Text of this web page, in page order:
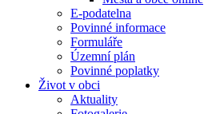
E-podatelna
Povinné informace
Formuláře
Územní plán
Povinné poplatky
Život v obci
Aktuality